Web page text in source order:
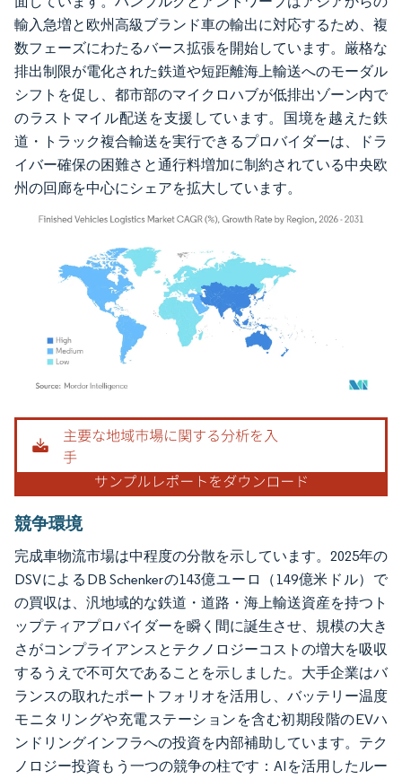
輸入急増と欧州高級ブランド車の輸出に対応するため、複
数フェーズにわたるバース拡張を開始しています。厳格な
排出制限が電化された鉄道や短距離海上輸送へのモーダル
シフトを促し、都市部のマイクロハブが低排出ゾーン内で
のラストマイル配送を支援しています。国境を越えた鉄
道・トラック複合輸送を実行できるプロバイダーは、ドラ
イバー確保の困難さと通行料増加に制約されている中央欧
州の回廊を中心にシェアを拡大しています。
画像 © Mordor Intelligence。再利用にはCC BY 4.0の表示が必要です。
競争環境
完成車物流市場は中程度の分散を示しています。2025年の
DSVによるDB Schenkerの143億ユーロ（149億米ドル）で
の買収は、汎地域的な鉄道・道路・海上輸送資産を持つト
ップティアプロバイダーを瞬く間に誕生させ、規模の大き
さがコンプライアンスとテクノロジーコストの増大を吸収
するうえで不可欠であることを示しました。大手企業はバ
ランスの取れたポートフォリオを活用し、バッテリー温度
モニタリングや充電ステーションを含む初期段階のEVハ
ンドリングインフラへの投資を内部補助しています。テク
ノロジー投資もう一つの競争の柱です：AIを活用したルー